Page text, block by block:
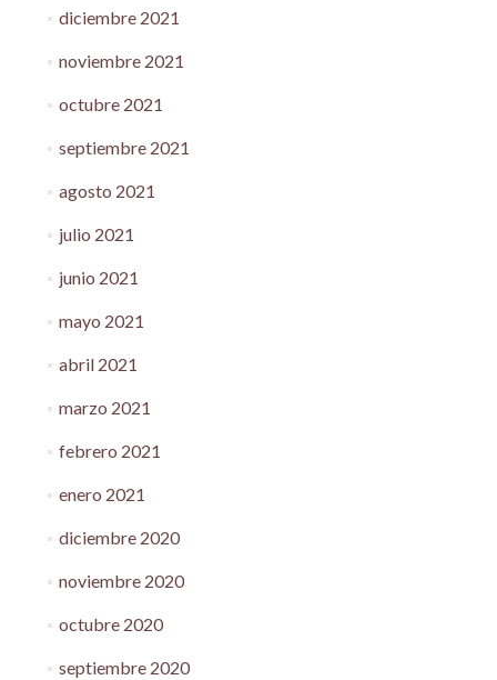
diciembre 2021
noviembre 2021
octubre 2021
septiembre 2021
agosto 2021
julio 2021
junio 2021
mayo 2021
abril 2021
marzo 2021
febrero 2021
enero 2021
diciembre 2020
noviembre 2020
octubre 2020
septiembre 2020